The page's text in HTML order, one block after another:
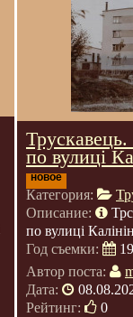
по вулиці
новое
Категория:
Описание:
по вулиці
Год съемки:
Автор поста:
Дата:
Рейтинг:
0